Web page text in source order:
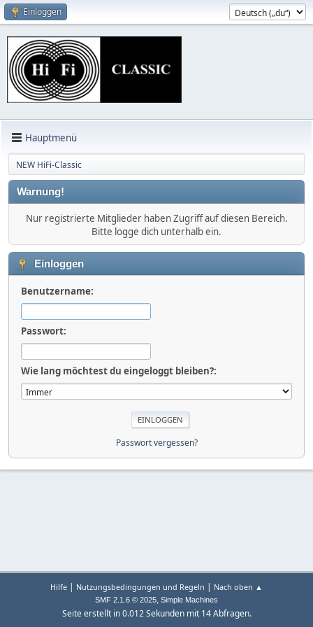
Einloggen
Hauptmenü
NEW HiFi-Classic
Warnung!
Nur registrierte Mitglieder haben Zugriff auf diesen Bereich.
Bitte logge dich unterhalb ein.
Einloggen
Benutzername:
Passwort:
Wie lang möchtest du eingeloggt bleiben?:
Passwort vergessen?
Hilfe | Nutzungsbedingungen und Regeln | Nach oben ▲
SMF 2.1.6 © 2025, Simple Machines
Seite erstellt in 0.012 Sekunden mit 14 Abfragen.